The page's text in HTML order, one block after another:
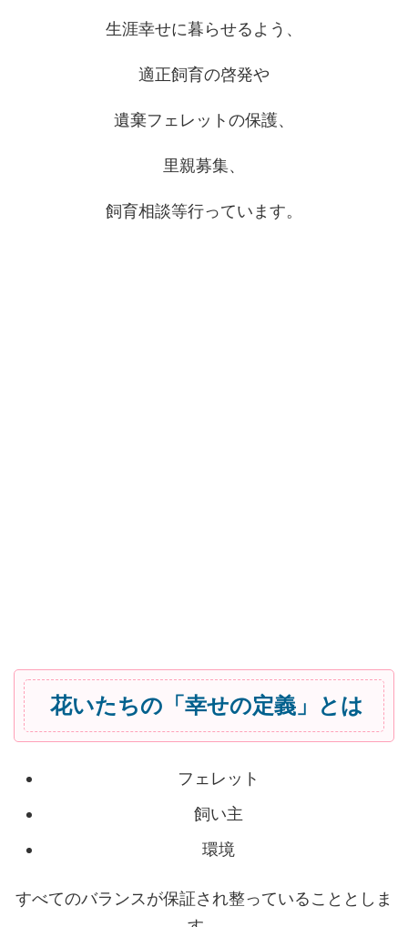
生涯幸せに暮らせるよう、
適正飼育の啓発や
遺棄フェレットの保護、
里親募集、
飼育相談等行っています。
花いたちの「幸せの定義」とは
フェレット
飼い主
環境
すべてのバランスが保証され整っていることとしま